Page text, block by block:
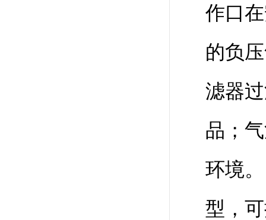
作口
的负
滤器
品；
环境
型，